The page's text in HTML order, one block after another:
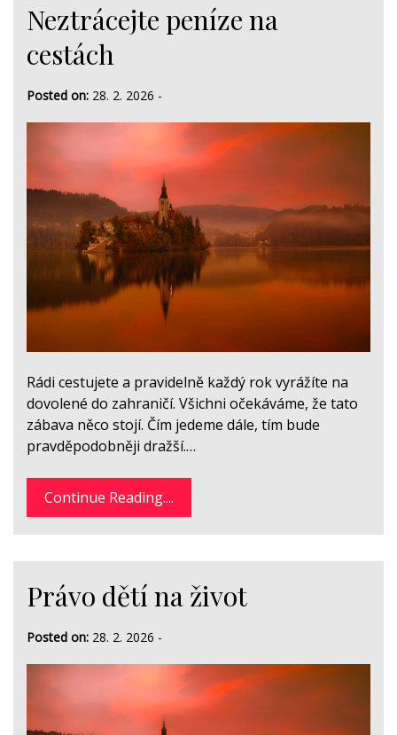
Neztrácejte peníze na
cestách
Posted on: 28. 2. 2026 -
Rádi cestujete a pravidelně každý rok vyrážíte na
dovolené do zahraničí. Všichni očekáváme, že tato
zábava něco stojí. Čím jedeme dále, tím bude
pravděpodobněji dražší.…
Continue Reading....
Právo dětí na život
Posted on: 28. 2. 2026 -